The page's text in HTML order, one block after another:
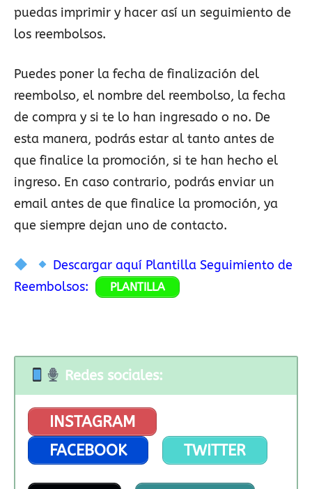
puedas imprimir y hacer así un seguimiento de
los reembolsos.
Puedes poner la fecha de finalización del
reembolso, el nombre del reembolso, la fecha
de compra y si te lo han ingresado o no. De
esta manera, podrás estar al tanto antes de
que finalice la promoción, si te han hecho el
ingreso. En caso contrario, podrás enviar un
email antes de que finalice la promoción, ya
que siempre dejan uno de contacto.
Descargar aquí Plantilla Seguimiento de
Reembolsos:
PLANTILLA
Redes sociales:
INSTAGRAM
FACEBOOK
TWITTER